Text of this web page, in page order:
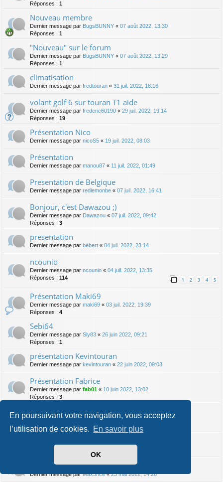
En poursuivant votre navigation, vous acceptez
l’utilisation de cookies. En savoir plus
OK
Réponses : 1
Nouveau membre
Dernier message par BugsBUNNY « 07 août 2022, 13:30
Réponses : 1
"Nouveau" sur le forum
Dernier message par BugsBUNNY « 07 août 2022, 13:29
Réponses : 1
climatisation
Dernier message par fredtouran « 31 juil. 2022, 18:16
volant golf 6 sur touran T1 aide
Dernier message par frederic60190 « 29 juil. 2022, 19:14
Réponses : 19
Présentation Nico
Dernier message par nicoS5 « 19 juil. 2022, 08:03
Présentation
Dernier message par manou87 « 11 juil. 2022, 01:49
Presentation de Belgique
Dernier message par redlemonbe « 07 juil. 2022, 16:41
Bonjour, c'est Dawazou ;)
Dernier message par Dawazou « 07 juil. 2022, 09:42
Réponses : 3
presentation
Dernier message par bèbert « 04 juil. 2022, 23:14
ncounio
Dernier message par ncounio « 04 juil. 2022, 13:35
Réponses : 114 1 2 3 4 5
Présentation Maki69
Dernier message par maki69 « 03 juil. 2022, 19:39
Réponses : 4
Sebi64
Dernier message par Sly83 « 26 juin 2022, 09:21
Réponses : 1
présentation Kevintouran
Dernier message par kevintouran « 22 juin 2022, 09:03
Présentation Fabrice
Dernier message par fab01 « 10 juin 2022, 13:02
Réponses : 3
présentation kelly0602
Dernier message par fab01 «10 juin 2022, 12:58
Réponses : 1
Présentation
Dernier message parMax3nce«23 mai 2022, 14:28